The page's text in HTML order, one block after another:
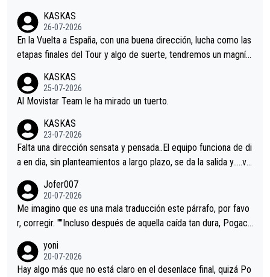
KASKAS
26-07-2026
En la Vuelta a España, con una buena dirección, lucha como las
etapas finales del Tour y algo de suerte, tendremos un magnífi
KASKAS
25-07-2026
Al Movistar Team le ha mirado un tuerto.
KASKAS
23-07-2026
Falta una dirección sensata y pensada..El equipo funciona de di
a en dia, sin planteamientos a largo plazo, se da la salida y…..ve
Minguez, Velez etc etc.Me da pena vivir estos momentos tan
tristes sin victorias.
Jofer007
20-07-2026
Me imagino que es una mala traducción este párrafo, por favo
r, corregir. ""Incluso después de aquella caída tan dura, Pogaca
permaneció pegado a su rueda. Parecía increíble la forma en l
a que era capaz de controlar el miedo", recordó."
yoni
20-07-2026
Hay algo más que no está claro en el desenlace final, quizá Po